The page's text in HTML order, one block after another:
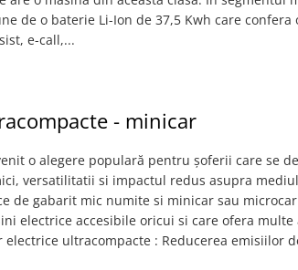
de o baterie Li-Ion de 37,5 Kwh care confera
e-call,...
- minicar
o alegere populară pentru șoferii care se
versatilitatii si impactul redus asupra
de gabarit mic numite si minicar sau microcar
electrice accesibile oricui si care ofera multe
ultracompacte : Reducerea emisiilor